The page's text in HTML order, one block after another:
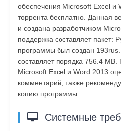
обеспечения Microsoft Excel
торрента бесплатно. Данная
и создана разработчиком
поддержка составляет пакет:
программы был создан 193rus.
составляет порядка 756.4 MB.
Microsoft Excel и Word 2013
комментарий, также
копию программы.
Системные